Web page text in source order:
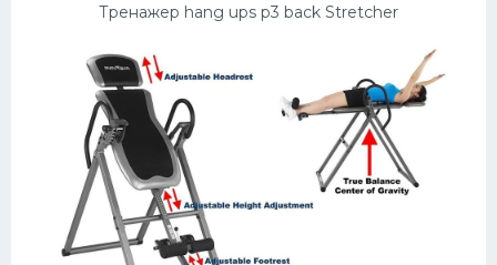
Тренажер hang ups p3 back Stretcher